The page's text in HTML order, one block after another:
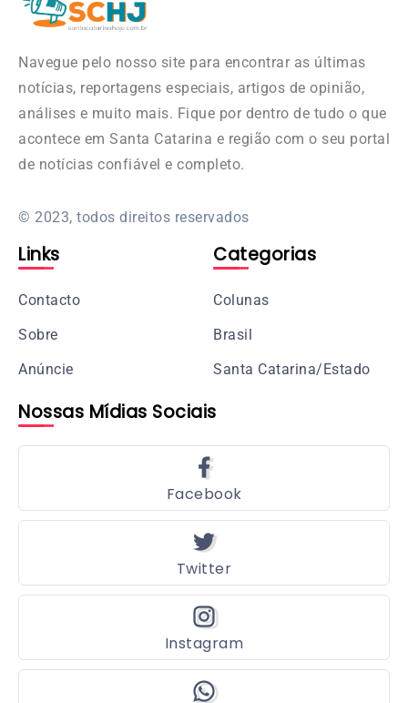
Navegue pelo nosso site para encontrar as últimas
notícias, reportagens especiais, artigos de opinião,
análises e muito mais. Fique por dentro de tudo o que
acontece em Santa Catarina e região com o seu portal
de notícias confiável e completo.
© 2023, todos direitos reservados
Links
Contacto
Sobre
Anúncie
Categorias
Colunas
Brasil
Santa Catarina/Estado
Nossas Mídias Sociais
Facebook
Twitter
Instagram